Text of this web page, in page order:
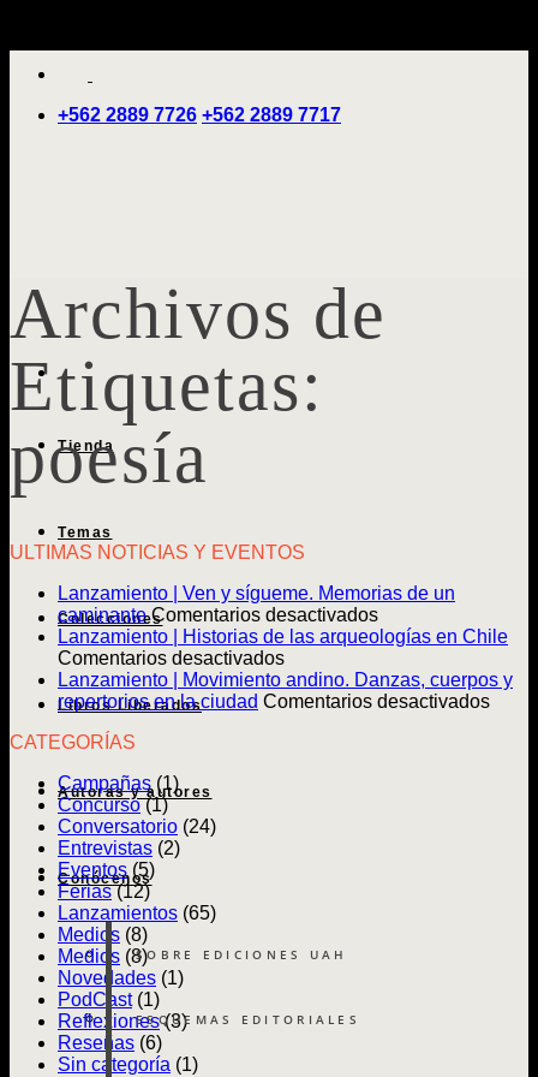
+562 2889 7726 +562 2889 7717
Tienda
Temas
Colecciones
Libros Liberados
Autoras y autores
Conócenos
SOBRE EDICIONES UAH
ESQUEMAS EDITORIALES
Archivos de
Etiquetas:
poesía
ULTIMAS NOTICIAS Y EVENTOS
Lanzamiento | Ven y sígueme. Memorias de un
caminante Comentarios desactivadosen
Lanzamiento
Ven
y
Lanzamiento | Historias de las arqueologías en Chile
Comentarios desactivadosen
Lanzamiento
|
Lanzamiento | Movimiento andino. Danzas, cuerpos y
repertorios en la ciudad Comentarios desactivadosen
CATEGORÍAS
Campañas (1)
Concurso(1)
Conversatorio (24)
Entrevistas (2)
Eventos (5)
Ferias(12)
Lanzamientos (65)
Medios (8)
Medios (8)
Novedades (1)
PodCast(1)
Reflexiones(3)
Reseñas (6)
Sin categoría (1)